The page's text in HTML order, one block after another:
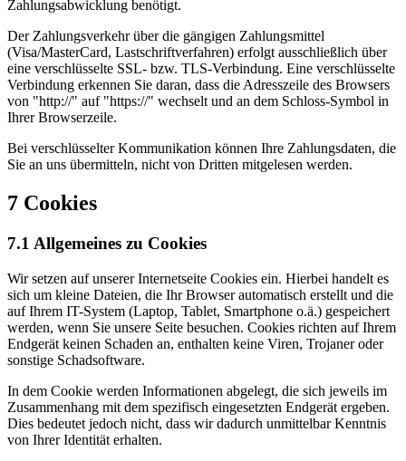
Zahlungsabwicklung benötigt.
Der Zahlungsverkehr über die gängigen Zahlungsmittel
(Visa/MasterCard, Lastschriftverfahren) erfolgt ausschließlich über
eine verschlüsselte SSL- bzw. TLS-Verbindung. Eine verschlüsselte
Verbindung erkennen Sie daran, dass die Adresszeile des Browsers
von "http://" auf "https://" wechselt und an dem Schloss-Symbol in
Ihrer Browserzeile.
Bei verschlüsselter Kommunikation können Ihre Zahlungsdaten, die
Sie an uns übermitteln, nicht von Dritten mitgelesen werden.
7 Cookies
7.1 Allgemeines zu Cookies
Wir setzen auf unserer Internetseite Cookies ein. Hierbei handelt es
sich um kleine Dateien, die Ihr Browser automatisch erstellt und die
auf Ihrem IT-System (Laptop, Tablet, Smartphone o.ä.) gespeichert
werden, wenn Sie unsere Seite besuchen. Cookies richten auf Ihrem
Endgerät keinen Schaden an, enthalten keine Viren, Trojaner oder
sonstige Schadsoftware.
In dem Cookie werden Informationen abgelegt, die sich jeweils im
Zusammenhang mit dem spezifisch eingesetzten Endgerät ergeben.
Dies bedeutet jedoch nicht, dass wir dadurch unmittelbar Kenntnis
von Ihrer Identität erhalten.